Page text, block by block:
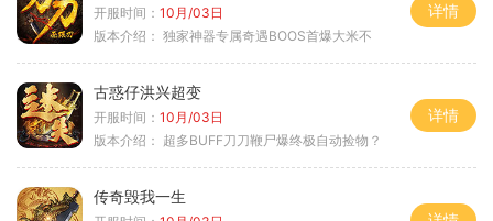
开服时间： 10月/03日
版本介绍： 独家神器专属奇遇BOOS首爆大米不
详情
古惑仔洪兴超变
开服时间： 10月/03日
版本介绍： 超多BUFF刀刀鞭尸爆终极自动捡物？
详情
传奇毁我一生